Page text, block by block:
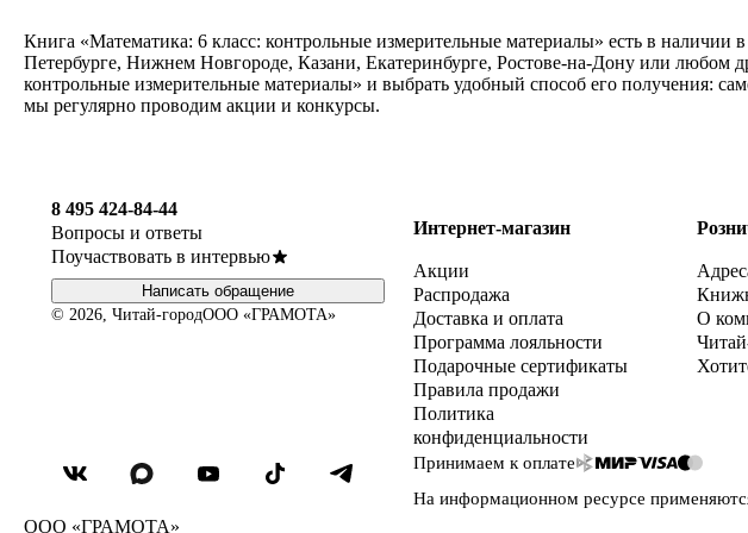
Книга «Математика: 6 класс: контрольные измерительные материалы» есть в
Петербурге, Нижнем Новгороде, Казани, Екатеринбурге, Ростове-на-Дону или любом
контрольные измерительные материалы» и выбрать удобный способ его получения:
мы регулярно проводим акции и конкурсы.
8 495 424-84-44
Вопросы и ответы
Поучаствовать в интервью
Написать обращение
© 2026, Читай-городООО «ГРАМОТА»
Интернет-магазин
Акции
Распродажа
Доставка и оплата
Программа лояльности
Подарочные сертификаты
Правила продажи
Политика
конфиденциальности
О
Принимаем к оплате
На информационном ресурсе
ООО «ГРАМОТА»